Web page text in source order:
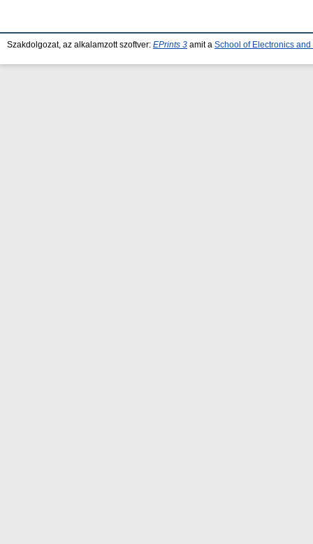
Szakdolgozat, az alkalamzott szoftver: EPrints 3 amit a School of Electronics